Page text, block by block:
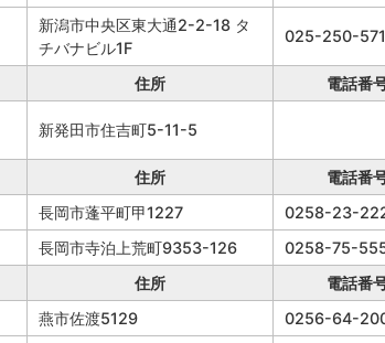
新潟市中央区東大通2-2-18 タ
チバナビル1F
025-250-
住所 電話番
新発田市住吉町5-11-5
住所 電話番
長岡市蓬平町甲1227
0258-23-
長岡市寺泊上荒町9353-126
0258-75-
住所 電話番
燕市佐渡5129
0256-64-